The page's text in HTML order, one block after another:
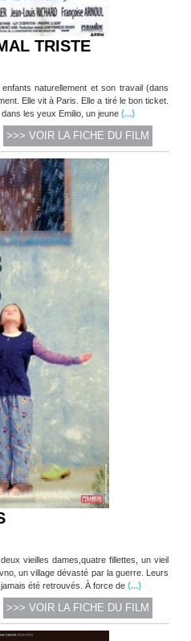
TRISTE
naturellement et son travail (dans
Elle vit à Paris. Elle a tiré le bon ticket.
les yeux Emilio, un jeune (...)
>>> VOIR LA FICHE DU FILM
vieilles dames,quatre fillettes, un vieil
un village dévasté par la guerre. Leurs
été retrouvés. À force de (...)
>>> VOIR LA FICHE DU FILM